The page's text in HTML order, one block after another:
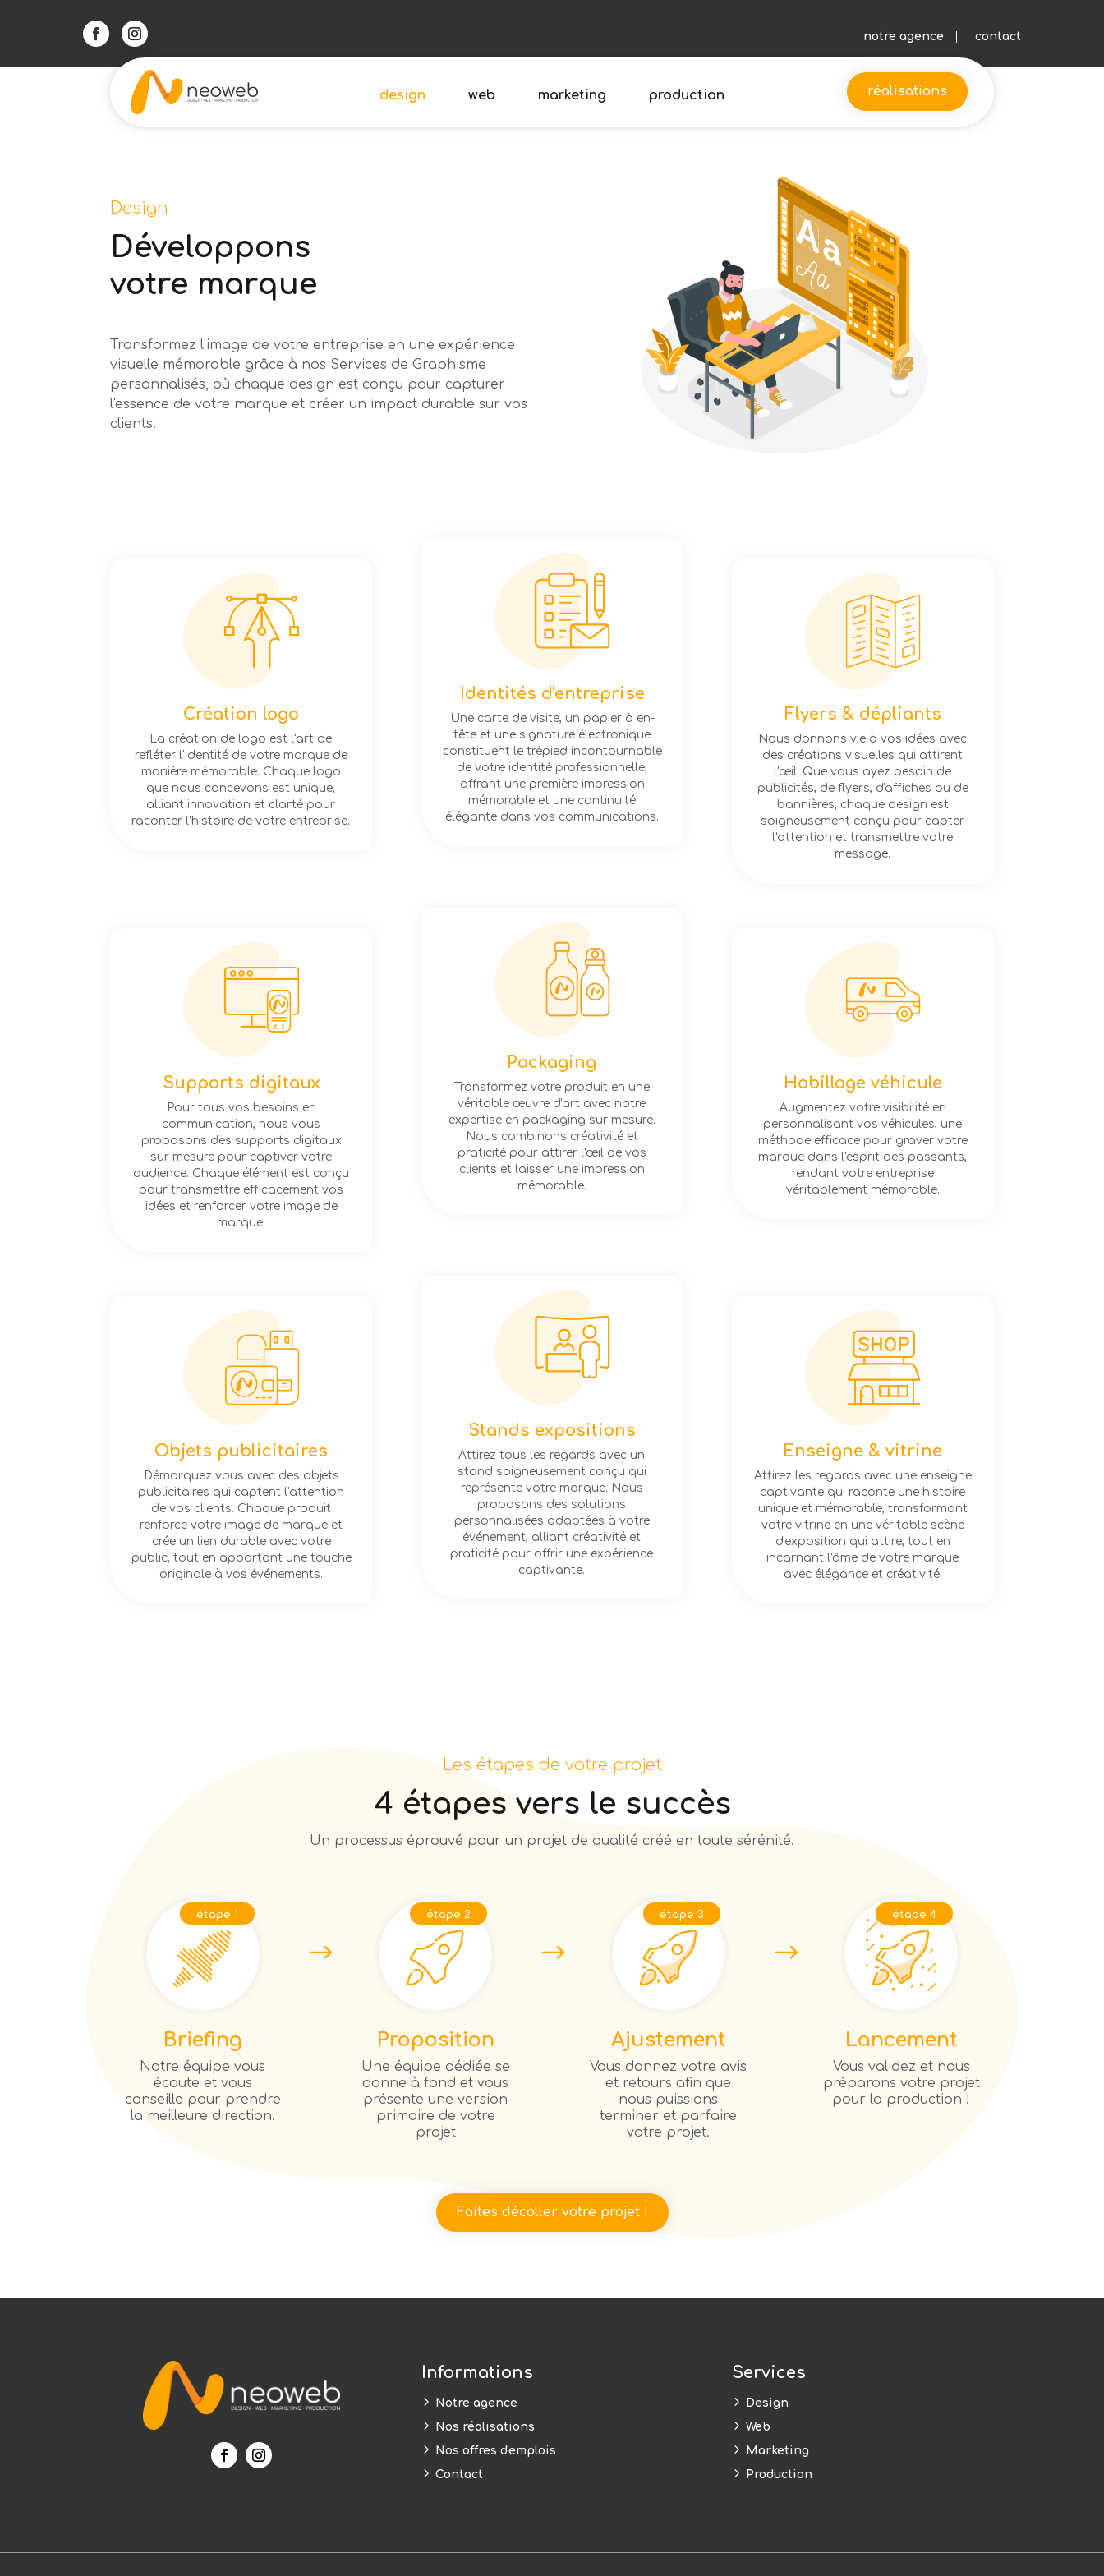
notre agence contact
design web marketing production réalisations
Design
Développons
votre marque
Transformez l'image de votre entreprise en une expérience
visuelle mémorable grâce à nos Services de Graphisme
personnalisés, où chaque design est conçu pour capturer
l'essence de votre marque et créer un impact durable sur vos
clients.
Création logo
La création de logo est l'art de
refléter l'identité de votre marque de
manière mémorable. Chaque logo
que nous concevons est unique,
alliant innovation et clarté pour
raconter l'histoire de votre entreprise.
Identités d'entreprise
Une carte de visite, un papier à en-
tête et une signature électronique
constituent le trépied incontournable
de votre identité professionnelle,
offrant une première impression
mémorable et une continuité
élégante dans vos communications.
Flyers & dépliants
Nous donnons vie à vos idées avec
des créations visuelles qui attirent
l'œil. Que vous ayez besoin de
publicités, de flyers, d'affiches ou de
bannières, chaque design est
soigneusement conçu pour capter
l'attention et transmettre votre
message.
Supports digitaux
Pour tous vos besoins en
communication, nous vous
proposons des supports digitaux
sur mesure pour captiver votre
audience. Chaque élément est conçu
pour transmettre efficacement vos
idées et renforcer votre image de
marque.
Packaging
Transformez votre produit en une
véritable œuvre d'art avec notre
expertise en packaging sur mesure.
Nous combinons créativité et
praticité pour attirer l'œil de vos
clients et laisser une impression
mémorable.
Habillage véhicule
Augmentez votre visibilité en
personnalisant vos véhicules, une
méthode efficace pour graver votre
marque dans l'esprit des passants,
rendant votre entreprise
véritablement mémorable.
Objets publicitaires
Démarquez vous avec des objets
publicitaires qui captent l'attention
de vos clients. Chaque produit
renforce votre image de marque et
crée un lien durable avec votre
public, tout en apportant une touche
originale à vos événements.
Stands expositions
Attirez tous les regards avec un
stand soigneusement conçu qui
représente votre marque. Nous
proposons des solutions
personnalisées adaptées à votre
événement, alliant créativité et
praticité pour offrir une expérience
captivante.
Enseigne & vitrine
Attirez les regards avec une enseigne
captivante qui raconte une histoire
unique et mémorable, transformant
votre vitrine en une véritable scène
d'exposition qui attire, tout en
incarnant l'âme de votre marque
avec élégance et créativité.
Les étapes de votre projet
4 étapes vers le succès
Un processus éprouvé pour un projet de qualité créé en toute sérénité.
étape 1
Briefing
Notre équipe vous
écoute et vous
conseille pour prendre
la meilleure direction.
étape 2
Proposition
Une équipe dédiée se
donne à fond et vous
présente une version
primaire de votre
projet
étape 3
Ajustement
Vous donnez votre avis
et retours afin que
nous puissions
terminer et parfaire
votre projet.
étape 4
Lancement
Vous validez et nous
préparons votre projet
pour la production !
Faites décoller votre projet !
Informations
5 Notre agence
5 Nos réalisations
5 Nos offres d'emplois
5 Contact
Services
5 Design
5 Web
5 Marketing
5 Production